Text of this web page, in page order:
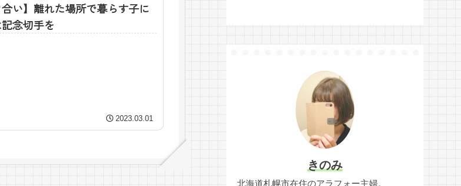
合い】離れた場所で暮らす子に
念切手を
2023.03.01
きのみ
北海道札幌市在住のアラフォー主婦。